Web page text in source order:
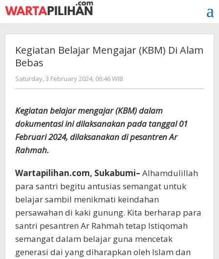
Skip
to
content
Kegiatan Belajar Mengajar (KBM) Di Alam
Bebas
Saturday, 3 February 2024, 06:46 WIB
redaksi
Kegiatan belajar mengajar (KBM) dalam
dokumentasi ini dilaksanakan pada tanggal 01
Februari 2024, dilaksanakan di pesantren Ar
Rahmah.
Wartapilihan.com, Sukabumi– Alhamdulillah
para santri begitu antusias semangat untuk
belajar sambil menikmati keindahan
persawahan di kaki gunung. Kita berharap para
santri pesantren Ar Rahmah tetap Istiqomah
semangat dalam belajar guna mencetak
generasi dai yang diharapkan oleh Islam dan